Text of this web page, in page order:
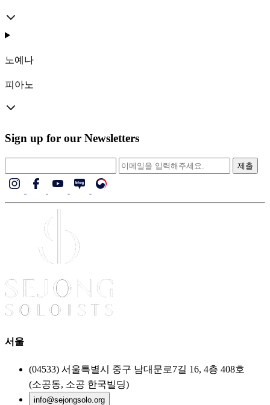
노예나
피아노
Sign up for our Newsletters
제출
서울
(04533) 서울특별시 중구 남대문로7길 16, 4층 408호
(소공동, 소공 한국빌딩)
info@sejongsolo.org